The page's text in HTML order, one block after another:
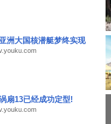
洲大国核潜艇梦终实现
扇13已经成功定型!